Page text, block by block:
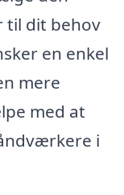
til dit behov
en enkel
mere
med at
i